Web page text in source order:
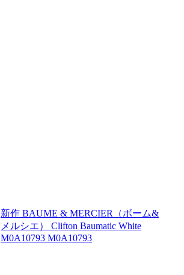
新作 BAUME & MERCIER（ボーム&
メルシエ）
Clifton Baumatic White
M0A10793 M0A10793